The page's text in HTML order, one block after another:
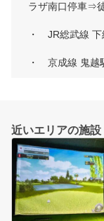
ラザ南口停車⇒
・　JR総武線
・　京成線 鬼
近いエリアの施設